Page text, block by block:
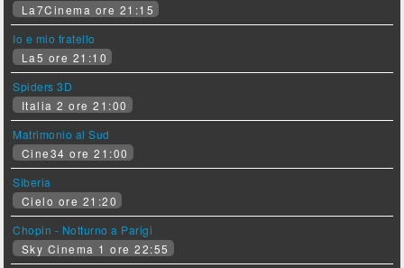
La7Cinema ore 21:15
Io e mio fratello
La5 ore 21:10
Spiders 3D
Italia 2 ore 21:00
Matrimonio al Sud
Cine34 ore 21:00
Siberia
Cielo ore 21:20
Chopin - Notturno a Parigi
Sky Cinema 1 ore 22:55